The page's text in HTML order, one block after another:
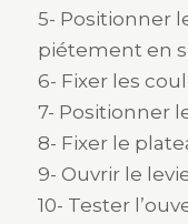
5- Positionner
piétement en
6- Fixer les
7- Positionner
8- Fixer le
9- Ouvrir le
10- Tester